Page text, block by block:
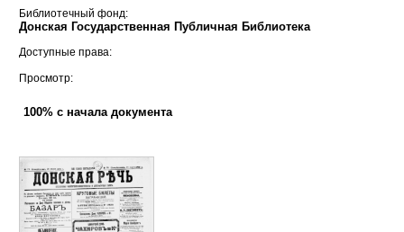
Библиотечный фонд:
Донская Государственная Публичная Библиотека
Доступные права:
Просмотр:
100% с начала документа